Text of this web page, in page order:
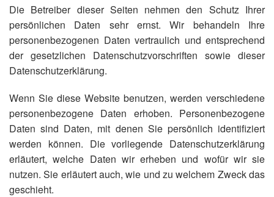
Die Betreiber dieser Seiten nehmen den Schutz Ihrer
persönlichen Daten sehr ernst. Wir behandeln Ihre
personenbezogenen Daten vertraulich und entsprechend
der gesetzlichen Datenschutzvorschriften sowie dieser
Datenschutzerklärung.
Wenn Sie diese Website benutzen, werden verschiedene
personenbezogene Daten erhoben. Personenbezogene
Daten sind Daten, mit denen Sie persönlich identifiziert
werden können. Die vorliegende Datenschutzerklärung
erläutert, welche Daten wir erheben und wofür wir sie
nutzen. Sie erläutert auch, wie und zu welchem Zweck das
geschieht.